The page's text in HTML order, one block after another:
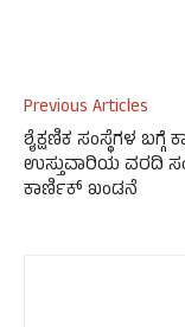
Previous Articles
ಶೈಕ್ಷಣಿಕ ಸಂಸ್ಥೆಗಳ ಬಗ್ಗೆ
ಉಸ್ತುವಾರಿಯ ವರದಿ
ಕಾರ್ಣಿಕ್ ಖಂಡನೆ